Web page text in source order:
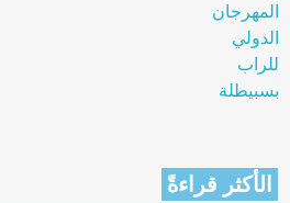
الأكثر قراءةً